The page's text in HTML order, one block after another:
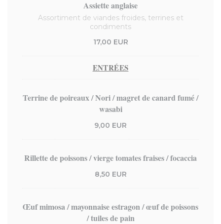
Assiette anglaise
Assortiment de viandes froides, terrines et
condiments
17,00 EUR
ENTRÉES
Terrine de poireaux / Nori / magret de canard fumé /
wasabi
9,00 EUR
Rillette de poissons / vierge tomates fraises / focaccia
8,50 EUR
Œuf mimosa / mayonnaise estragon / œuf de poissons
/ tuiles de pain